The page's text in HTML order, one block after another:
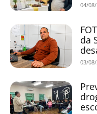
04/
da
03/08/